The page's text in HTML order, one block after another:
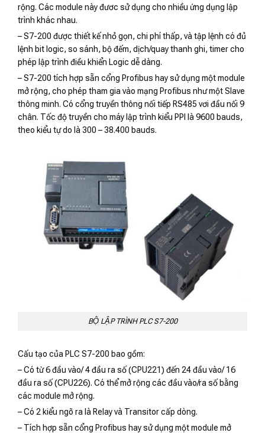
rộng. Các module này đươc sử dụng cho nhiều ứng dụng lập
trình khác nhau.
– S7-200 được thiết kế nhỏ gọn, chi phí thấp, và tập lệnh có đủ
lệnh bit logic, so sánh, bộ đếm, dịch/quay thanh ghi, timer cho
phép lập trình điều khiển Logic dễ dàng.
– S7-200 tích hợp sẵn cổng Profibus hay sử dụng một module
mở rộng, cho phép tham gia vào mạng Profibus như một Slave
thông minh. Có cổng truyền thông nối tiếp RS485 vơi đầu nối 9
chân. Tốc độ truyền cho máy lập trình kiểu PPI là 9600 bauds,
theo kiểu tự do là 300 – 38.400 bauds.
BỘ LẬP TRÌNH PLC S7-200
Cấu tạo của PLC S7-200 bao gồm:
– Có từ 6 đầu vào/ 4 đầu ra số (CPU221) đến 24 đầu vào/ 16
đầu ra số (CPU226). Có thể mở rộng các đầu vào/ra số bằng
các module mở rộng.
– Có 2 kiểu ngõ ra là Relay và Transitor cấp dòng.
– Tích hợp sẵn cổng Profibus hay sử dụng một module mở